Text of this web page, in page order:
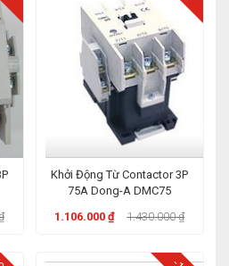
Khởi Động Từ Contactor 3P
75A Dong-A DMC75
1.106.000 ₫
1.430.000 ₫